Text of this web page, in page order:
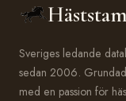
Häststam
Sveriges ledande
sedan 2006.
med en passion för